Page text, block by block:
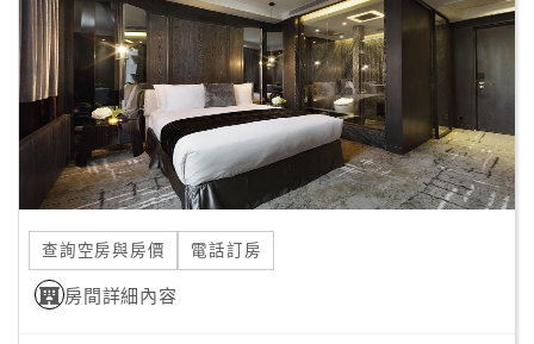
Line
線
客
紅
利
查
查詢空房與房價 電話訂房
房間詳細內容